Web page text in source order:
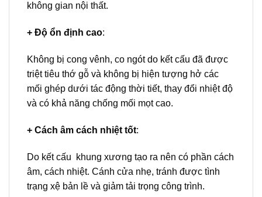
không gian nội thất.
+ Độ ổn định cao:
Không bị cong vênh, co ngót do kết cấu đã được
triệt tiêu thớ gỗ và không bị hiện tượng hở các
mối ghép dưới tác động thời tiết, thay đổi nhiệt độ
và có khả năng chống mối mọt cao.
+ Cách âm cách nhiệt tốt:
Do kết cấu khung xương tạo ra nên có phần cách
âm, cách nhiệt. Cánh cửa nhẹ, tránh được tình
trạng xệ bản lề và giảm tải trọng công trình.